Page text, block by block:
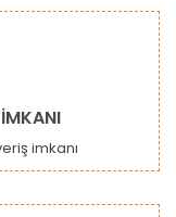
imkanı